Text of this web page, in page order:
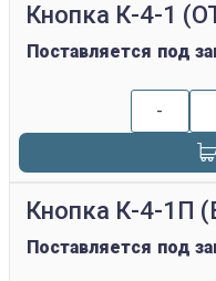
Кнопка К-4-1
Поставляется под
-
Кнопка К-4-1П
Поставляется под